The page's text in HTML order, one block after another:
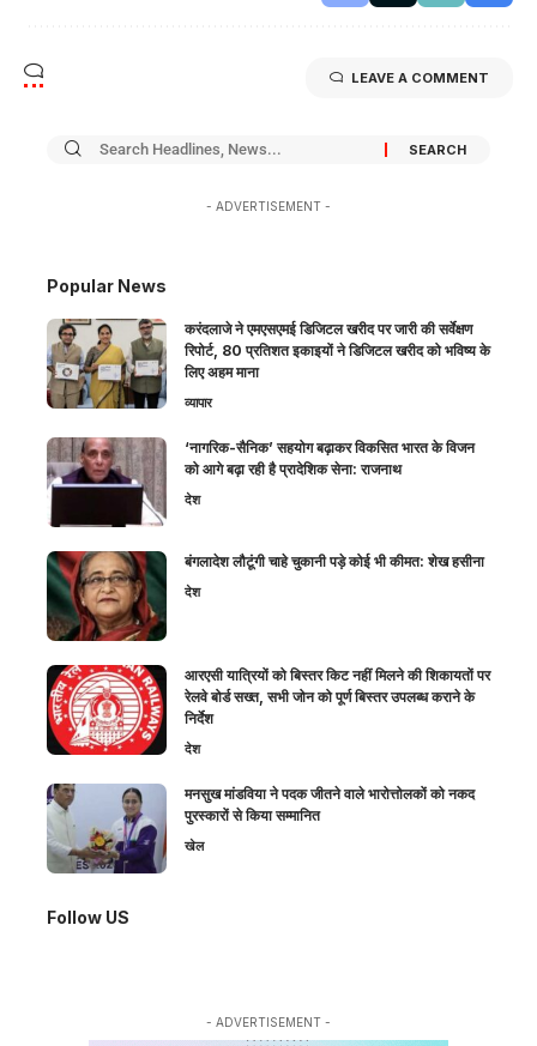
LEAVE A COMMENT
- ADVERTISEMENT -
Popular News
करंदलाजे ने एमएसएमई डिजिटल खरीद पर जारी की सर्वेक्षण
रिपोर्ट, 80 प्रतिशत इकाइयों ने डिजिटल खरीद को भविष्य के
लिए अहम माना
व्यापार
‘नागरिक-सैनिक’ सहयोग बढ़ाकर विकसित भारत के विजन
को आगे बढ़ा रही है प्रादेशिक सेना: राजनाथ
देश
बंगलादेश लौटूंगी चाहे चुकानी पड़े कोई भी कीमत: शेख हसीना
देश
आरएसी यात्रियों को बिस्तर किट नहीं मिलने की शिकायतों पर
रेलवे बोर्ड सख्त, सभी जोन को पूर्ण बिस्तर उपलब्ध कराने के
निर्देश
देश
मनसुख मांडविया ने पदक जीतने वाले भारोत्तोलकों को नकद
पुरस्कारों से किया सम्मानित
खेल
Follow US
- ADVERTISEMENT -